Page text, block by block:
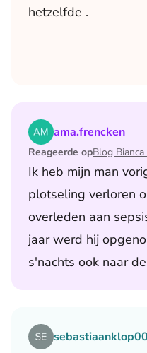
hetzelfde .
ama.frencken
Reageerde op
Ik heb mijn man
plotseling verloren
overleden aan
jaar werd hij
s'nachts ook naar
Lees het artikel Blog
Lees het artikel Blog